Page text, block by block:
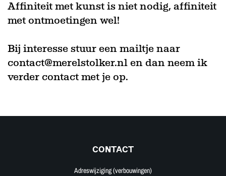
Affiniteit met kunst is niet nodig, affiniteit
met ontmoetingen wel!
Bij interesse stuur een mailtje naar
contact@merelstolker.nl en dan neem ik
verder contact met je op.
CONTACT
Adreswijziging (verbouwingen)